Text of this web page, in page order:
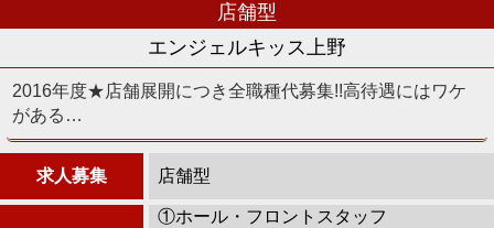
店舗型
エンジェルキッス上野
2016年度★店舗展開につき全職種代募集!!高待遇にはワケ
がある…
求人募集 店舗型
①ホール・フロントスタッフ